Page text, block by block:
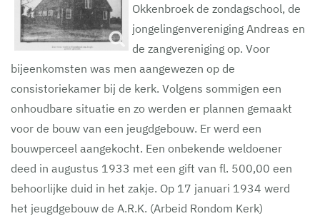
Okkenbroek de zondagschool, de
jongelingenvereniging Andreas en
de zangvereniging op. Voor
bijeenkomsten was men aangewezen op de
consistoriekamer bij de kerk. Volgens sommigen een
onhoudbare situatie en zo werden er plannen gemaakt
voor de bouw van een jeugdgebouw. Er werd een
bouwperceel aangekocht. Een onbekende weldoener
deed in augustus 1933 met een gift van fl. 500,00 een
behoorlijke duid in het zakje. Op 17 januari 1934 werd
het jeugdgebouw de A.R.K. (Arbeid Rondom Kerk)